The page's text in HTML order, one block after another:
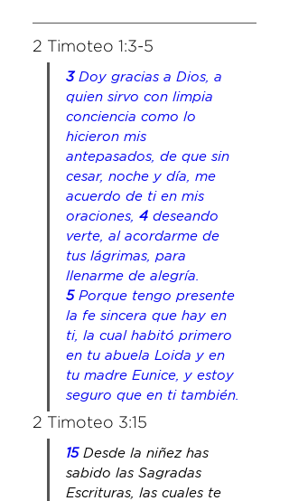
2 Timoteo 1:3-5
3 Doy gracias a Dios, a
quien sirvo con limpia
conciencia como lo
hicieron mis
antepasados, de que sin
cesar, noche y día, me
acuerdo de ti en mis
oraciones, 4 deseando
verte, al acordarme de
tus lágrimas, para
llenarme de alegría.
5 Porque tengo presente
la fe sincera que hay en
ti, la cual habitó primero
en tu abuela Loida y en
tu madre Eunice, y estoy
seguro que en ti también.
2 Timoteo 3:15
15 Desde la niñez has
sabido las Sagradas
Escrituras, las cuales te